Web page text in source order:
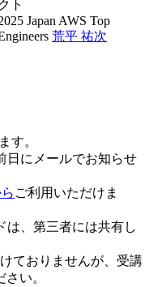
クト
Japan AWS Top
荒平 祐次
す。
日にメールでお知らせ
ご利用いただけま
は、第三者には共有し
ておりませんが、受講
い。